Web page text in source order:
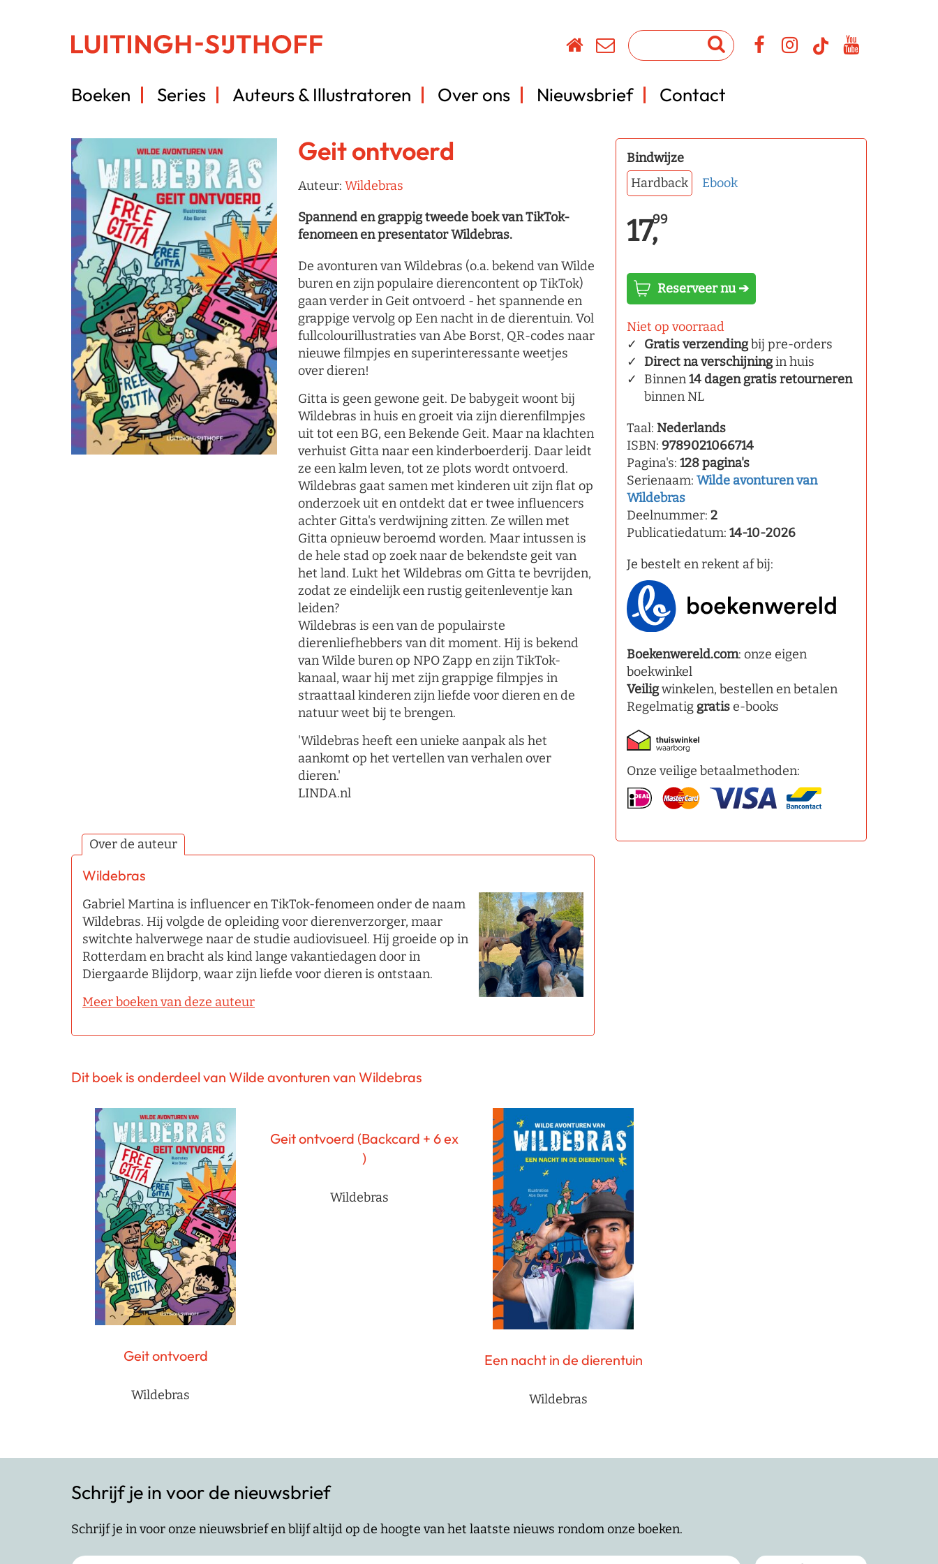
Boeken Series Auteurs & Illustratoren Over ons Nieuwsbrief Contact
Geit ontvoerd
Auteur: Wildebras
Spannend en grappig tweede boek van TikTok-
fenomeen en presentator Wildebras.
De avonturen van Wildebras (o.a. bekend van Wilde
buren en zijn populaire dierencontent op TikTok)
gaan verder in Geit ontvoerd - het spannende en
grappige vervolg op Een nacht in de dierentuin. Vol
fullcolourillustraties van Abe Borst, QR-codes naar
nieuwe filmpjes en superinteressante weetjes
over dieren!
Gitta is geen gewone geit. De babygeit woont bij
Wildebras in huis en groeit via zijn dierenfilmpjes
uit tot een BG, een Bekende Geit. Maar na klachten
verhuist Gitta naar een kinderboerderij. Daar leidt
ze een kalm leven, tot ze plots wordt ontvoerd.
Wildebras gaat samen met kinderen uit zijn flat op
onderzoek uit en ontdekt dat er twee influencers
achter Gitta's verdwijning zitten. Ze willen met
Gitta opnieuw beroemd worden. Maar intussen is
de hele stad op zoek naar de bekendste geit van
het land. Lukt het Wildebras om Gitta te bevrijden,
zodat ze eindelijk een rustig geitenleventje kan
leiden?
Wildebras is een van de populairste
dierenliefhebbers van dit moment. Hij is bekend
van Wilde buren op NPO Zapp en zijn TikTok-
kanaal, waar hij met zijn grappige filmpjes in
straattaal kinderen zijn liefde voor dieren en de
natuur weet bij te brengen.
'Wildebras heeft een unieke aanpak als het
aankomt op het vertellen van verhalen over
dieren.'
LINDA.nl
Over de auteur
Wildebras
Gabriel Martina is influencer en TikTok-fenomeen onder de naam
Wildebras. Hij volgde de opleiding voor dierenverzorger, maar
switchte halverwege naar de studie audiovisueel. Hij groeide op in
Rotterdam en bracht als kind lange vakantiedagen door in
Diergaarde Blijdorp, waar zijn liefde voor dieren is ontstaan.
Meer boeken van deze auteur
Bindwijze
Hardback
Ebook
17,99
Reserveer nu ➔
Niet op voorraad
Gratis verzendingbij pre-orders
Direct na verschijningin huis
Binnen14 dagen gratis retourneren
binnen NL
Taal: Nederlands
ISBN: 9789021066714
Pagina's: 128 pagina's
Serienaam: Wilde avonturen van
Wildebras
Deelnummer: 2
Publicatiedatum: 14-10-2026
Je bestelt en rekent af bij:
Boekenwereld.com: onze eigen
boekwinkel
Veiligwinkelen, bestellen en betalen
Regelmatig gratise-books
Onze veilige betaalmethoden:
Dit boek is onderdeel van Wilde avonturen van Wildebras
Geit ontvoerd
Wildebras
Geit ontvoerd (Backcard + 6 ex
)
Wildebras
Een nacht in de dierentuin
Wildebras
Schrijf je in voor de nieuwsbrief
Schrijf je in voor onze nieuwsbrief en blijf altijd op de hoogte van het laatste nieuws rondom onze boeken.